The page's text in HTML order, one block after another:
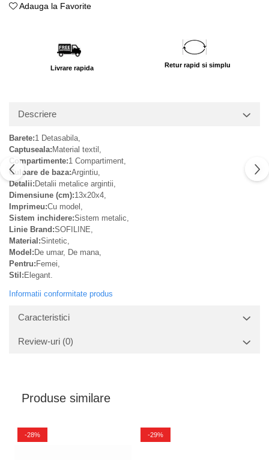
Adauga la Favorite
Livrare rapida Retur rapid si simplu
Descriere
Barete:1 Detasabila,
Captuseala:Material textil,
Compartimente:1 Compartiment,
Culoare de baza:Argintiu,
Detalii:Detalii metalice argintii,
Dimensiune (cm):13x20x4,
Imprimeu:Cu model,
Sistem inchidere:Sistem metalic,
Linie Brand:SOFILINE,
Material:Sintetic,
Model:De umar, De mana,
Pentru:Femei,
Stil:Elegant.
Informatii conformitate produs
Caracteristici
Review-uri (0)
Produse similare
-28% -29%